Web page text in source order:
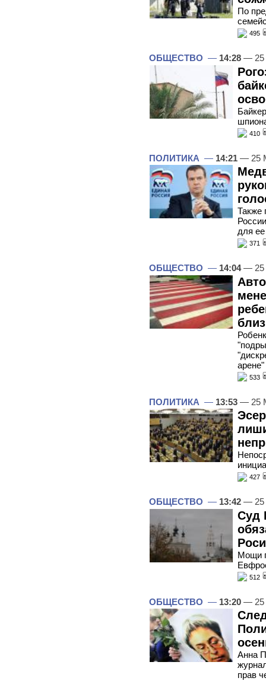
По
495
ОБЩЕСТВО — 14:28 — 25
410
ПОЛИТИКА — 14:21 — 25
Также
для
371
ОБЩЕСТВО — 14:04— 25
арене"
533
ПОЛИТИКА — 13:53 — 25
427
ОБЩЕСТВО — 13:42 — 25
Суд
Мощи
512
ОБЩЕСТВО — 13:20 — 25
Анна
прав